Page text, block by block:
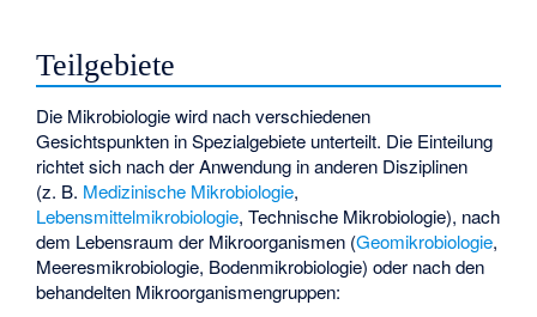
Teilgebiete
Die Mikrobiologie wird nach verschiedenen
Gesichtspunkten in Spezialgebiete unterteilt. Die Einteilung
richtet sich nach der Anwendung in anderen Disziplinen
(z. B. Medizinische Mikrobiologie,
Lebensmittelmikrobiologie, Technische Mikrobiologie), nach
dem Lebensraum der Mikroorganismen (Geomikrobiologie,
Meeresmikrobiologie, Bodenmikrobiologie) oder nach den
behandelten Mikroorganismengruppen: